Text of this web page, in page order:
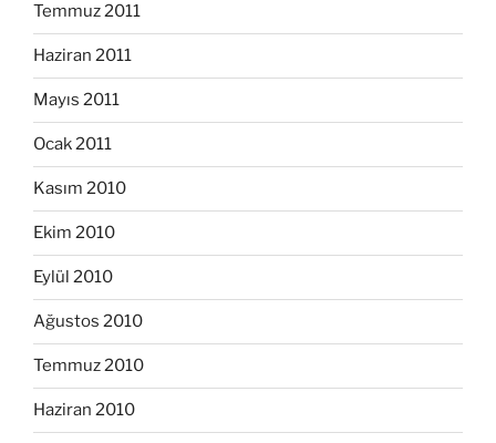
Temmuz 2011
Haziran 2011
Mayıs 2011
Ocak 2011
Kasım 2010
Ekim 2010
Eylül 2010
Ağustos 2010
Temmuz 2010
Haziran 2010